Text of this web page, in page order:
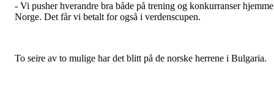
- Vi pusher hverandre bra både på trening og konkurranser
Norge. Det får vi betalt for også i verdenscupen.
To seire av to mulige har det blitt på de norske herrene i Bulgaria.